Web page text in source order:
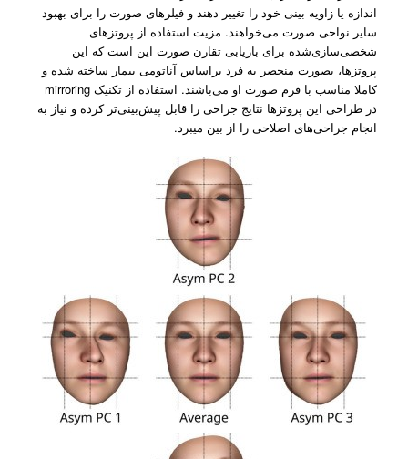
اندازه یا زاویه بینی خود را تغییر دهند و فیلرهای صورت را برای بهبود
سایر نواحی صورت می‌خواهند. مزیت استفاده از پروتزهای
شخصی‌سازی‌شده برای بازیابی تقارن صورت این است که این
پروتزها، بصورت منحصر به فرد براساس آناتومی بیمار ساخته شده و
کاملا مناسب با فرم صورت او می‌باشند. استفاده از تکنیک mirroring
در طراحی این پروتزها نتایج جراحی را قابل پیش‌بینی‌تر کرده و نیاز به
انجام جراحی‌های اصلاحی را از بین میبرد.